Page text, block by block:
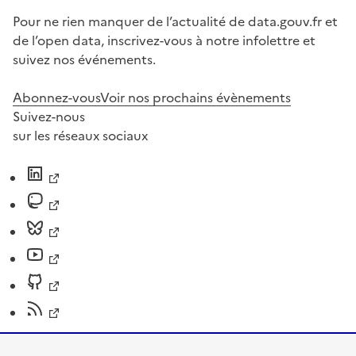
Pour ne rien manquer de l’actualité de data.gouv.fr et
de l’open data, inscrivez-vous à notre infolettre et
suivez nos événements.
Abonnez-vousVoir nos prochains évènements
Suivez-nous
sur les réseaux sociaux